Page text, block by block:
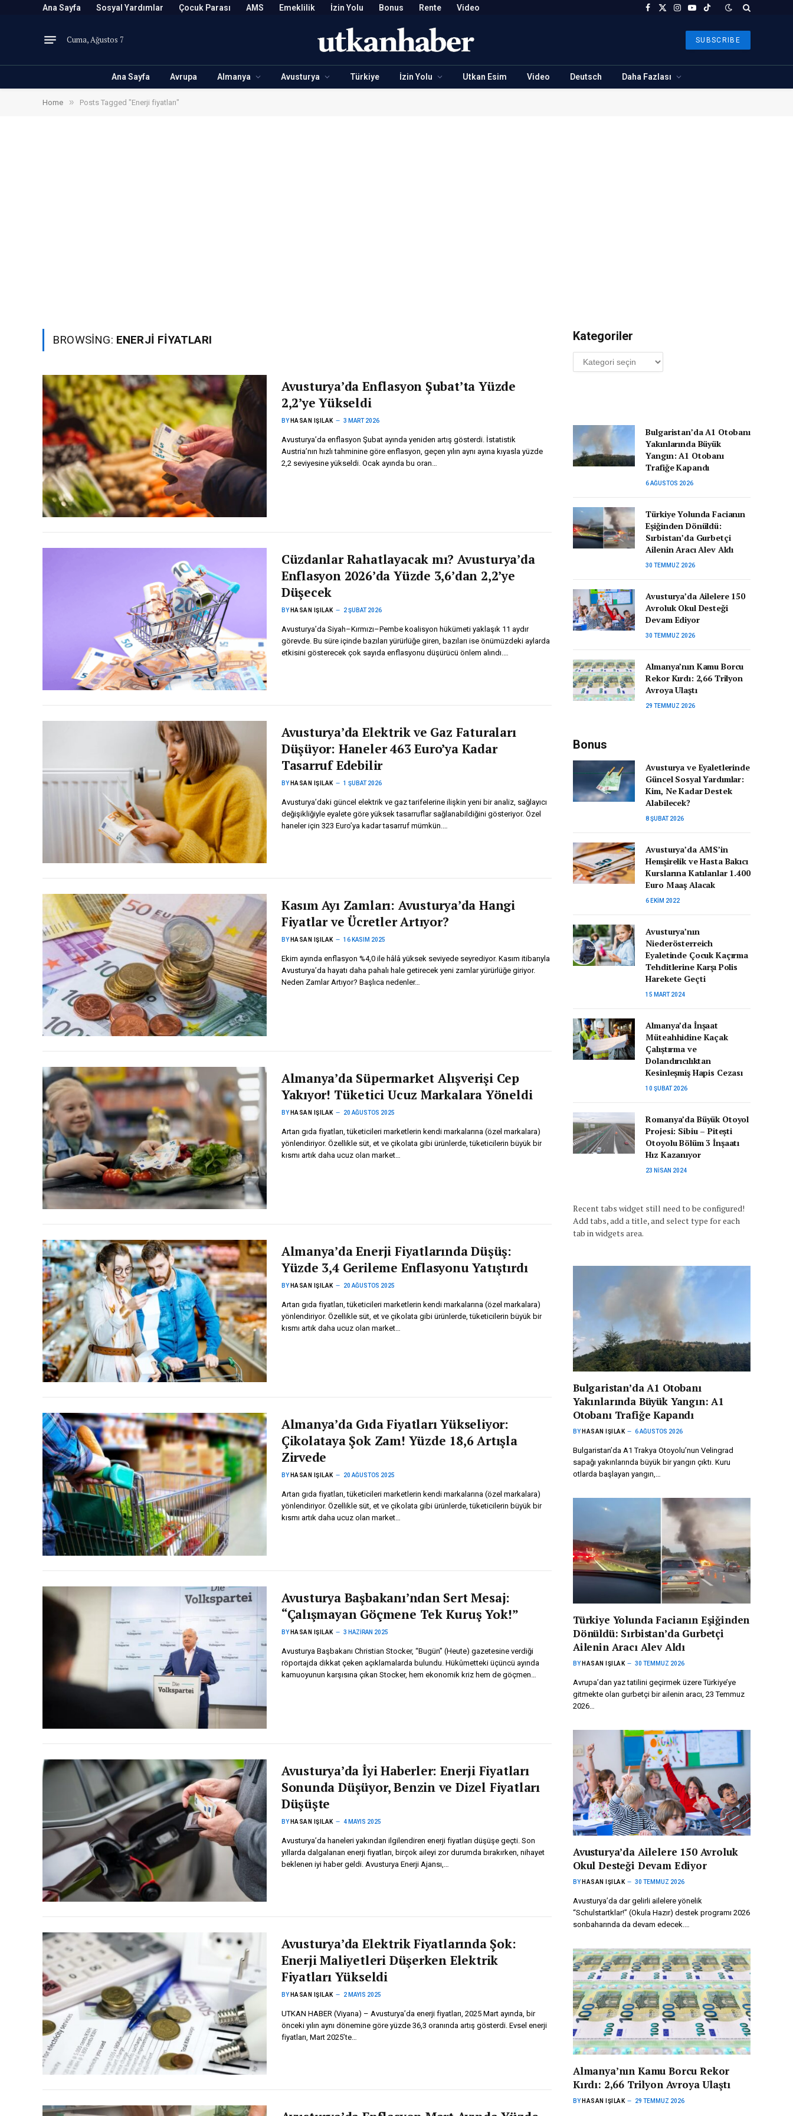
Ana Sayfa Sosyal Yardımlar Çocuk Parası AMS Emeklilik İzin Yolu Bonus Rente Video Facebook
X
Instagram
YouTubeTikTok
Cuma, Ağustos 7 SUBSCRIBE
Ana Sayfa Avrupa Almanya Avusturya Türkiye İzin Yolu Utkan Esim Video Deutsch Daha Fazlası
Home » Posts Tagged "Enerji fiyatları"
BROWSING: ENERJI FIYATLARI
Avusturya’da Enflasyon Şubat’ta Yüzde
2,2’ye Yükseldi
BY HASAN IŞILAK 3 MART 2026
Avusturya’da enflasyon Şubat ayında yeniden artış gösterdi. İstatistik
Austria’nın hızlı tahminine göre enflasyon, geçen yılın aynı ayına kıyasla yüzde
2,2 seviyesine yükseldi. Ocak ayında bu oran…
Cüzdanlar Rahatlayacak mı? Avusturya’da
Enflasyon 2026’da Yüzde 3,6’dan 2,2’ye
Düşecek
BY HASAN IŞILAK 2 ŞUBAT 2026
Avusturya’da Siyah–Kırmızı–Pembe koalisyon hükümeti yaklaşık 11 aydır
görevde. Bu süre içinde bazıları yürürlüğe giren, bazıları ise önümüzdeki aylarda
etkisini gösterecek çok sayıda enflasyonu düşürücü önlem alındı.…
Avusturya’da Elektrik ve Gaz Faturaları
Düşüyor: Haneler 463 Euro’ya Kadar
Tasarruf Edebilir
BY HASAN IŞILAK 1 ŞUBAT 2026
Avusturya’daki güncel elektrik ve gaz tarifelerine ilişkin yeni bir analiz, sağlayıcı
değişikliğiyle eyalete göre yüksek tasarruflar sağlanabildiğini gösteriyor. Özel
haneler için 323 Euro’ya kadar tasarruf mümkün.…
Kasım Ayı Zamları: Avusturya’da Hangi
Fiyatlar ve Ücretler Artıyor?
BY HASAN IŞILAK 16 KASIM 2025
Ekim ayında enflasyon %4,0 ile hâlâ yüksek seviyede seyrediyor. Kasım itibarıyla
Avusturya’da hayatı daha pahalı hale getirecek yeni zamlar yürürlüğe giriyor.
Neden Zamlar Artıyor? Başlıca nedenler…
Almanya’da Süpermarket Alışverişi Cep
Yakıyor! Tüketici Ucuz Markalara Yöneldi
BY HASAN IŞILAK 20 AĞUSTOS 2025
Artan gıda fiyatları, tüketicileri marketlerin kendi markalarına (özel markalara)
yönlendiriyor. Özellikle süt, et ve çikolata gibi ürünlerde, tüketicilerin büyük bir
kısmı artık daha ucuz olan market…
Almanya’da Enerji Fiyatlarında Düşüş:
Yüzde 3,4 Gerileme Enflasyonu Yatıştırdı
BY HASAN IŞILAK 20 AĞUSTOS 2025
Artan gıda fiyatları, tüketicileri marketlerin kendi markalarına (özel markalara)
yönlendiriyor. Özellikle süt, et ve çikolata gibi ürünlerde, tüketicilerin büyük bir
kısmı artık daha ucuz olan market…
Almanya’da Gıda Fiyatları Yükseliyor:
Çikolataya Şok Zam! Yüzde 18,6 Artışla
Zirvede
BY HASAN IŞILAK 20 AĞUSTOS 2025
Artan gıda fiyatları, tüketicileri marketlerin kendi markalarına (özel markalara)
yönlendiriyor. Özellikle süt, et ve çikolata gibi ürünlerde, tüketicilerin büyük bir
kısmı artık daha ucuz olan market…
Avusturya Başbakanı’ndan Sert Mesaj:
“Çalışmayan Göçmene Tek Kuruş Yok!”
BY HASAN IŞILAK 3 HAZIRAN 2025
Avusturya Başbakanı Christian Stocker, “Bugün” (Heute) gazetesine verdiği
röportajda dikkat çeken açıklamalarda bulundu. Hükûmetteki üçüncü ayında
kamuoyunun karşısına çıkan Stocker, hem ekonomik kriz hem de göçmen…
Avusturya’da İyi Haberler: Enerji Fiyatları
Sonunda Düşüyor, Benzin ve Dizel Fiyatları
Düşüşte
BY HASAN IŞILAK 4 MAYIS 2025
Avusturya’da haneleri yakından ilgilendiren enerji fiyatları düşüşe geçti. Son
yıllarda dalgalanan enerji fiyatları, birçok aileyi zor durumda bırakırken, nihayet
beklenen iyi haber geldi. Avusturya Enerji Ajansı,…
Avusturya’da Elektrik Fiyatlarında Şok:
Enerji Maliyetleri Düşerken Elektrik
Fiyatları Yükseldi
BY HASAN IŞILAK 2 MAYIS 2025
UTKAN HABER (Viyana) – Avusturya’da enerji fiyatları, 2025 Mart ayında, bir
önceki yılın aynı dönemine göre yüzde 36,3 oranında artış gösterdi. Evsel enerji
fiyatları, Mart 2025’te…
Kategoriler
Kategoriler
Bulgaristan’da A1 Otobanı
Yakınlarında Büyük
Yangın: A1 Otobanı
Trafiğe Kapandı
6 AĞUSTOS 2026
Türkiye Yolunda Facianın
Eşiğinden Dönüldü:
Sırbistan’da Gurbetçi
Ailenin Aracı Alev Aldı
30 TEMMUZ 2026
Avusturya’da Ailelere 150
Avroluk Okul Desteği
Devam Ediyor
30 TEMMUZ 2026
Almanya’nın Kamu Borcu
Rekor Kırdı: 2,66 Trilyon
Avroya Ulaştı
29 TEMMUZ 2026
Bonus
Avusturya ve Eyaletlerinde
Güncel Sosyal Yardımlar:
Kim, Ne Kadar Destek
Alabilecek?
8 ŞUBAT 2026
Avusturya’da AMS’in
Hemşirelik ve Hasta Bakıcı
Kurslarına Katılanlar 1.400
Euro Maaş Alacak
6 EKIM 2022
Avusturya’nın
Niederösterreich
Eyaletinde Çocuk Kaçırma
Tehditlerine Karşı Polis
Harekete Geçti
15 MART 2024
Almanya’da İnşaat
Müteahhidine Kaçak
Çalıştırma ve
Dolandırıcılıktan
Kesinleşmiş Hapis Cezası
10 ŞUBAT 2026
Romanya’da Büyük Otoyol
Projesi: Sibiu – Pitești
Otoyolu Bölüm 3 İnşaatı
Hız Kazanıyor
23 NISAN 2024
Recent tabs widget still need to be configured!
Add tabs, add a title, and select type for each
tab in widgets area.
Bulgaristan’da A1 Otobanı
Yakınlarında Büyük Yangın: A1
Otobanı Trafiğe Kapandı
BY HASAN IŞILAK 6 AĞUSTOS 2026
Bulgaristan’da A1 Trakya Otoyolu’nun Velingrad
sapağı yakınlarında büyük bir yangın çıktı. Kuru
otlarda başlayan yangın,…
Türkiye Yolunda Facianın Eşiğinden
Dönüldü: Sırbistan’da Gurbetçi
Ailenin Aracı Alev Aldı
BY HASAN IŞILAK 30 TEMMUZ 2026
Avrupa’dan yaz tatilini geçirmek üzere Türkiye’ye
gitmekte olan gurbetçi bir ailenin aracı, 23 Temmuz
2026…
Avusturya’da Ailelere 150 Avroluk
Okul Desteği Devam Ediyor
BY HASAN IŞILAK 30 TEMMUZ 2026
Avusturya’da dar gelirli ailelere yönelik
“Schulstartklar!” (Okula Hazır) destek programı 2026
sonbaharında da devam edecek.…
Almanya’nın Kamu Borcu Rekor
Kırdı: 2,66 Trilyon Avroya Ulaştı
BY HASAN IŞILAK 29 TEMMUZ 2026